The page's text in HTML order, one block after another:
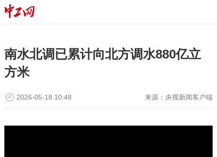
南水北调已累计向北方调水880亿立
方米
来源：央视新闻客户端
2026-05-18 10:48